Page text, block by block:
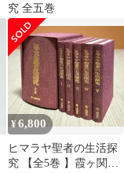
究 全五巻
¥6,800
ヒマラヤ聖者の生活探
究 【全5巻 】霞ヶ関書